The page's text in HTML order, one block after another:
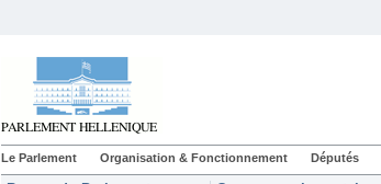
Le Parlement Organisation & Fonctionnement Députés